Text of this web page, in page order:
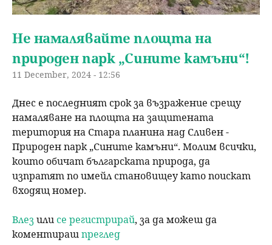
Не намалявайте площта на
природен парк „Сините камъни“!
11 December, 2024 - 12:56
Днес е последният срок за възражение срещу
намаляване на площта на защитената
територия на Стара планина над Сливен -
Природен парк „Сините камъни“. Молим всички,
които обичат българската природа, да
изпратят по имейл становищеу като поискат
входящ номер.
Влезили се регистрирай, за да можеш да
коментирашпреглед